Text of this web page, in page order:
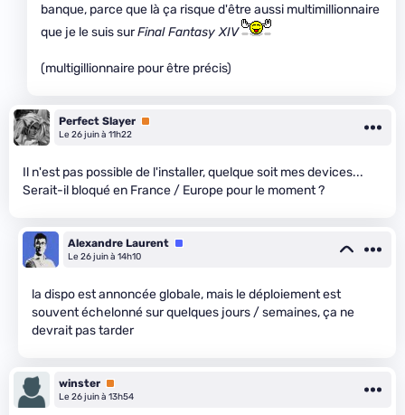
banque, parce que là ça risque d'être aussi multimillionnaire
que je le suis surFinal Fantasy XIV
(multigillionnaire pour être précis)
Perfect Slayer Premium
Le 26 juin à 11h22
Il n'est pas possible de l'installer, quelque soit mes devices...
Serait-il bloqué en France / Europe pour le moment ?
Alexandre Laurent Équipe
Le 26 juin à 14h10
la dispo est annoncée globale, mais le déploiement est
souvent échelonné sur quelques jours / semaines, ça ne
devrait pas tarder
winster Premium
Le 26 juin à 13h54